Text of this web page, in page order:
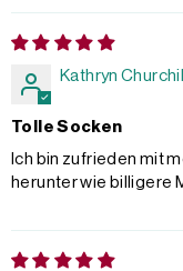
Kathryn Churchill
Tolle Socken
Ich bin zufrieden mit
herunter wie billigere